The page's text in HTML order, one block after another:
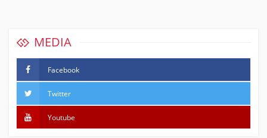
MEDIA
Facebook
Twitter
Youtube